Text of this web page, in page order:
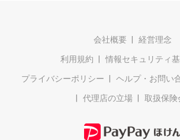
会社概要 経営理念
利用規約 情報セキュリティ
プライバシーポリシー ヘルプ・お問い
代理店の立場 取扱保険